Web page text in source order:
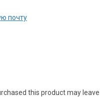
почту
this product may leave